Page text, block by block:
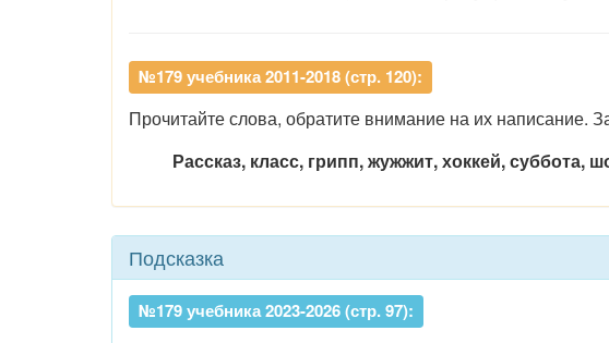
№179 учебника 2011-2018 (стр. 120):
Прочитайте слова, обратите внимание на их написание.
Рассказ, класс, грипп, жужжит, хоккей, суббота,
Подсказка
№179 учебника 2023-2026 (стр. 97):